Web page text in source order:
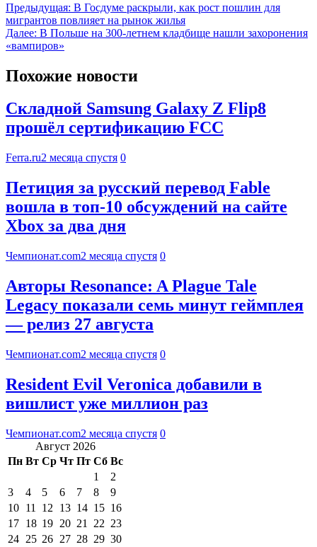
Предыдущая: В Госдуме раскрыли, как рост пошлин для
мигрантов повлияет на рынок жилья
Далее: В Польше на 300-летнем кладбище нашли захоронения
«вампиров»
Похожие новости
Складной Samsung Galaxy Z Flip8
прошёл сертификацию FCC
Ferra.ru2 месяца спустя 0
Петиция за русский перевод Fable
вошла в топ-10 обсуждений на сайте
Xbox за два дня
Чемпионат.com2 месяца спустя 0
Авторы Resonance: A Plague Tale
Legacy показали семь минут геймплея
— релиз 27 августа
Чемпионат.com2 месяца спустя 0
Resident Evil Veronica добавили в
вишлист уже миллион раз
Чемпионат.com2 месяца спустя 0
Август 2026
Пн Вт Ср Чт Пт Сб Вс
1
2
3
4 5 6 7 8
9
10 11 12 13 14 15 16
17 18 19 20 21 22 23
24 25 26 27 28 29 30